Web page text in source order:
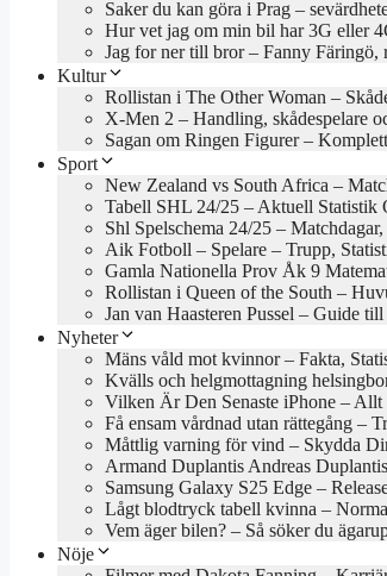
Saker du kan göra i Prag –
Hur vet jag om min bil har 3G eller
Jag for ner till bror – Fanny Färingö,
Kultur
Rollistan i The Other Woman –
X-Men 2 – Handling, skådespelare
Sagan om Ringen Figurer –
Sport
New Zealand vs South Africa –
Tabell SHL 24/25 – Aktuell Statistik
Shl Spelschema 24/25 –
Aik Fotboll – Spelare – Trupp,
Gamla Nationella Prov Åk 9
Rollistan i Queen of the South –
Jan van Haasteren Pussel – Guide
Nyheter
Mäns våld mot kvinnor – Fakta,
Kvälls och helgmottagning
Vilken Är Den Senaste iPhone –
Få ensam vårdnad utan rättegång –
Måttlig varning för vind – Skydda
Armand Duplantis Andreas
Samsung Galaxy S25 Edge –
Lågt blodtryck tabell kvinna –
Vem äger bilen? – Så söker du
Nöje